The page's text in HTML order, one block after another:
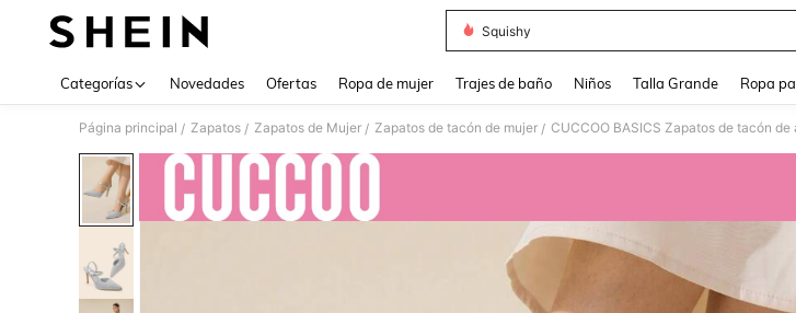
Squishy
Categorías Novedades Ofertas Ropa de mujer Trajes de baño Niños Talla Grande Ropa
Página principal / Zapatos / Zapatos de Mujer / Zapatos de tacón de mujer /